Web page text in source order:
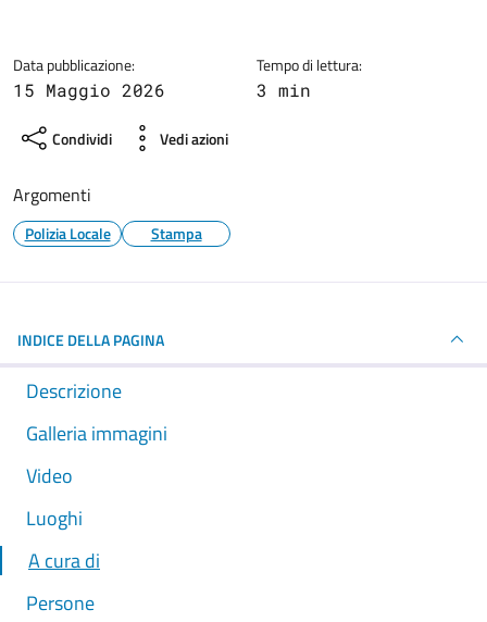
Data pubblicazione:
15 Maggio 2026
Tempo di lettura:
3 min
Condividi Vedi azioni
Argomenti
Polizia Locale Stampa
INDICE DELLA PAGINA
Descrizione
Galleria immagini
Video
Luoghi
A cura di
Persone